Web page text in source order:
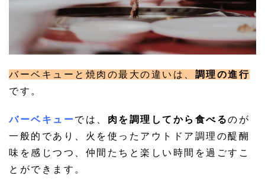
バーベキューと焼肉の最大の違いは、 調理の進行
です。
バーベキューでは、 肉を調理してから食べるのが
一般的であり、火を使ったアウトドア調理の醍醐
味を感じつつ、仲間たちと楽しい時間を過ごすこ
とができます。